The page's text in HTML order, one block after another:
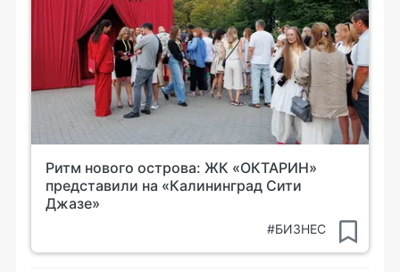
Ритм нового острова: ЖК «ОКТАРИН»
представили на «Калининград Сити
Джазе»
#БИЗНЕС